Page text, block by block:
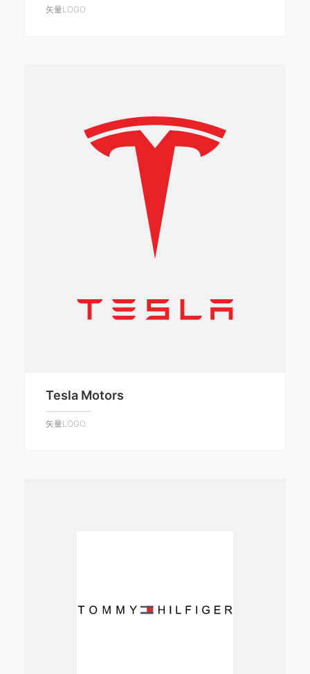
矢量LOGO
Tesla Motors
矢量LOGO